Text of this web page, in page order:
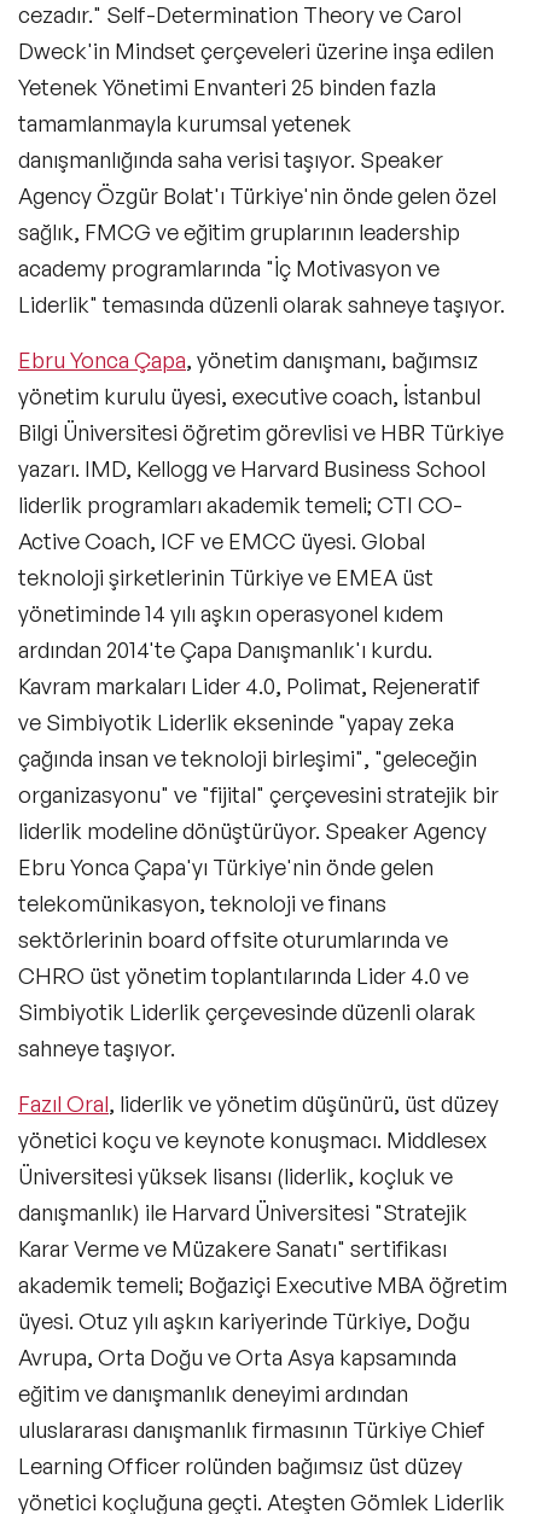
cezadır." Self-Determination Theory ve Carol
Dweck'in Mindset çerçeveleri üzerine inşa edilen
Yetenek Yönetimi Envanteri 25 binden fazla
tamamlanmayla kurumsal yetenek
danışmanlığında saha verisi taşıyor. Speaker
Agency Özgür Bolat'ı Türkiye'nin önde gelen özel
sağlık, FMCG ve eğitim gruplarının leadership
academy programlarında "İç Motivasyon ve
Liderlik" temasında düzenli olarak sahneye taşıyor.
Ebru Yonca Çapa, yönetim danışmanı, bağımsız
yönetim kurulu üyesi, executive coach, İstanbul
Bilgi Üniversitesi öğretim görevlisi ve HBR Türkiye
yazarı. IMD, Kellogg ve Harvard Business School
liderlik programları akademik temeli; CTI CO-
Active Coach, ICF ve EMCC üyesi. Global
teknoloji şirketlerinin Türkiye ve EMEA üst
yönetiminde 14 yılı aşkın operasyonel kıdem
ardından 2014'te Çapa Danışmanlık'ı kurdu.
Kavram markaları Lider 4.0, Polimat, Rejeneratif
ve Simbiyotik Liderlik ekseninde "yapay zeka
çağında insan ve teknoloji birleşimi", "geleceğin
organizasyonu" ve "fijital" çerçevesini stratejik bir
liderlik modeline dönüştürüyor. Speaker Agency
Ebru Yonca Çapa'yı Türkiye'nin önde gelen
telekomünikasyon, teknoloji ve finans
sektörlerinin board offsite oturumlarında ve
CHRO üst yönetim toplantılarında Lider 4.0 ve
Simbiyotik Liderlik çerçevesinde düzenli olarak
sahneye taşıyor.
Fazıl Oral, liderlik ve yönetim düşünürü, üst düzey
yönetici koçu ve keynote konuşmacı. Middlesex
Üniversitesi yüksek lisansı (liderlik, koçluk ve
danışmanlık) ile Harvard Üniversitesi "Stratejik
Karar Verme ve Müzakere Sanatı" sertifikası
akademik temeli; Boğaziçi Executive MBA öğretim
üyesi. Otuz yılı aşkın kariyerinde Türkiye, Doğu
Avrupa, Orta Doğu ve Orta Asya kapsamında
eğitim ve danışmanlık deneyimi ardından
uluslararası danışmanlık firmasının Türkiye Chief
Learning Officer rolünden bağımsız üst düzey
yönetici koçluğuna geçti. Ateşten Gömlek Liderlik
Big Data (Büyük Veri) Konusunda Uzman
Konuşmacılar
Bilim Konuşmacıları
Döngüsel Ekonomi Alanında Uzman
Konuşmacılar
Edebiyat Konusunda Uzman Konuşmacılar
Endüstri 4.0 Konusunda Uzman ve
Deneyimli Konuşmacılar
Konuşmacılar
İletişim & Medya Konusunda Uzman
Konuşmacılar
İş Dünyası ve İş Hayatı Konusunda Uzman
Konuşmacılar
Kariyer & Yetenek Yönetimi Konusunda
Uzman Konuşmacılar
Kişisel Marka & İmaj Yönetimi Konusunda
Uzman Konuşmacılar
Pazarlama İletişimi ve Marka Yönetimi
Konusunda Uzman Konuşmacılar
Psikoloji Alanında Uzman ve Deneyimli
Konuşmacılar
Stand up - Sahne Şovu Konuşmacıları
Silikon Vadisi Konuşmacıları
Celebrity Konuşmacılar
Beden Dili ve Mikro İfade Konuşmacıları
Kriz Yönetimi Konuşmacıları
Ekip Yönetimi Konuşmacıları
Karbon Ayak İzi Konuşmacıları
Finansal Okuryazarlık Konuşmacıları
Sosyal Sorumluluk Girişimcilik
Konuşmacıları
Kadınlar Günü Konuşmacıları
Global Konuşmacılar
Çözümler